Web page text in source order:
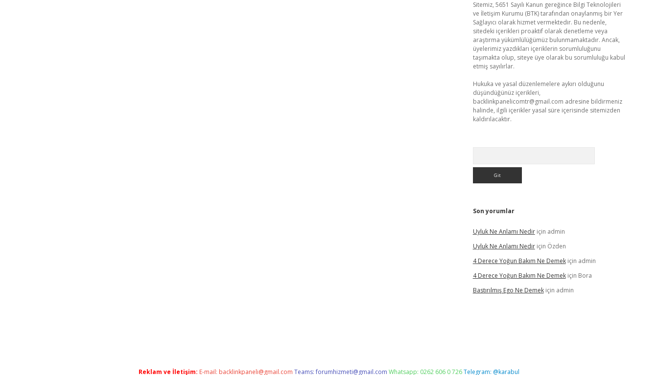
Sitemiz, 5651 Sayılı Kanun gereğince Bilgi Teknolojileri
ve İletişim Kurumu (BTK) tarafından onaylanmış bir Yer
Sağlayıcı olarak hizmet vermektedir. Bu nedenle,
sitedeki içerikleri proaktif olarak denetleme veya
araştırma yükümlülüğümüz bulunmamaktadır. Ancak,
üyelerimiz yazdıkları içeriklerin sorumluluğunu
taşımakta olup, siteye üye olarak bu sorumluluğu kabul
etmiş sayılırlar.
Hukuka ve yasal düzenlemelere aykırı olduğunu
düşündüğünüz içerikleri,
backlinkpanelicomtr@gmail.com adresine bildirmeniz
halinde, ilgili içerikler yasal süre içerisinde sitemizden
kaldırılacaktır.
Son yorumlar
Uyluk Ne Anlamı Nediriçin admin
Uyluk Ne Anlamı Nediriçin Özden
4 Derece Yoğun Bakım Ne Demekiçin admin
4 Derece Yoğun Bakım Ne Demekiçin Bora
Bastırılmış Ego Ne Demekiçin admin
Reklam ve İletişim: E-mail: backlinkpaneli@gmail.com Teams:forumhizmeti@gmail.com Whatsapp: 0262 606 0 726Telegram: @karabul